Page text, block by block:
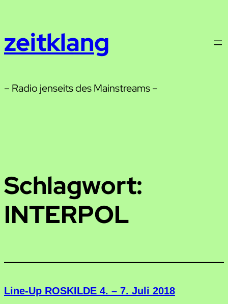
springen
zeitklang
– Radio jenseits des Mainstreams –
Schlagwort:
INTERPOL
Line-Up ROSKILDE 4. – 7. Juli 2018